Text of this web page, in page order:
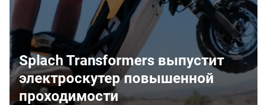
Splach Transformers выпустит
электроскутер повышенной
проходимости